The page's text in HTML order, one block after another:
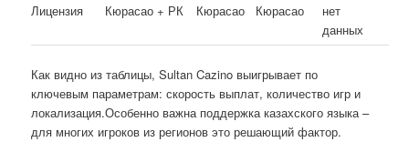
Лицензия
Кюрасао + РК Кюрасао Кюрасао
нет
данных
Как видно из таблицы, Sultan Cazino выигрывает по
ключевым параметрам: скорость выплат, количество игр и
локализация.Особенно важна поддержка казахского языка –
для многих игроков из регионов это решающий фактор.